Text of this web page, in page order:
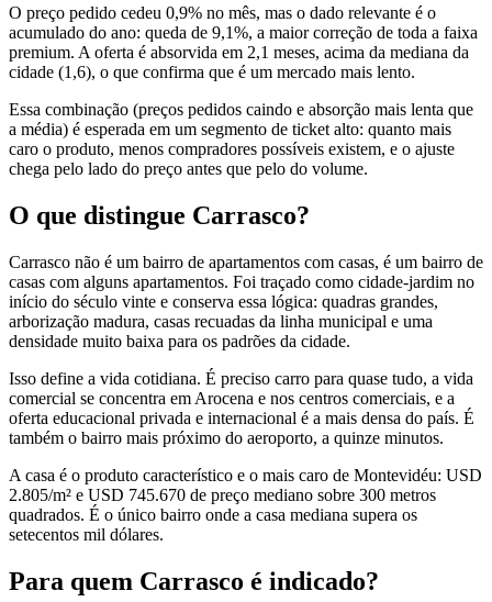
O preço pedido cedeu 0,9% no mês, mas o dado relevante é o
acumulado do ano: queda de 9,1%, a maior correção de toda a faixa
premium. A oferta é absorvida em 2,1 meses, acima da mediana da
cidade (1,6), o que confirma que é um mercado mais lento.
Essa combinação (preços pedidos caindo e absorção mais lenta que
a média) é esperada em um segmento de ticket alto: quanto mais
caro o produto, menos compradores possíveis existem, e o ajuste
chega pelo lado do preço antes que pelo do volume.
O que distingue Carrasco?
Carrasco não é um bairro de apartamentos com casas, é um bairro de
casas com alguns apartamentos. Foi traçado como cidade-jardim no
início do século vinte e conserva essa lógica: quadras grandes,
arborização madura, casas recuadas da linha municipal e uma
densidade muito baixa para os padrões da cidade.
Isso define a vida cotidiana. É preciso carro para quase tudo, a vida
comercial se concentra em Arocena e nos centros comerciais, e a
oferta educacional privada e internacional é a mais densa do país. É
também o bairro mais próximo do aeroporto, a quinze minutos.
A casa é o produto característico e o mais caro de Montevidéu: USD
2.805/m² e USD 745.670 de preço mediano sobre 300 metros
quadrados. É o único bairro onde a casa mediana supera os
setecentos mil dólares.
Para quem Carrasco é indicado?